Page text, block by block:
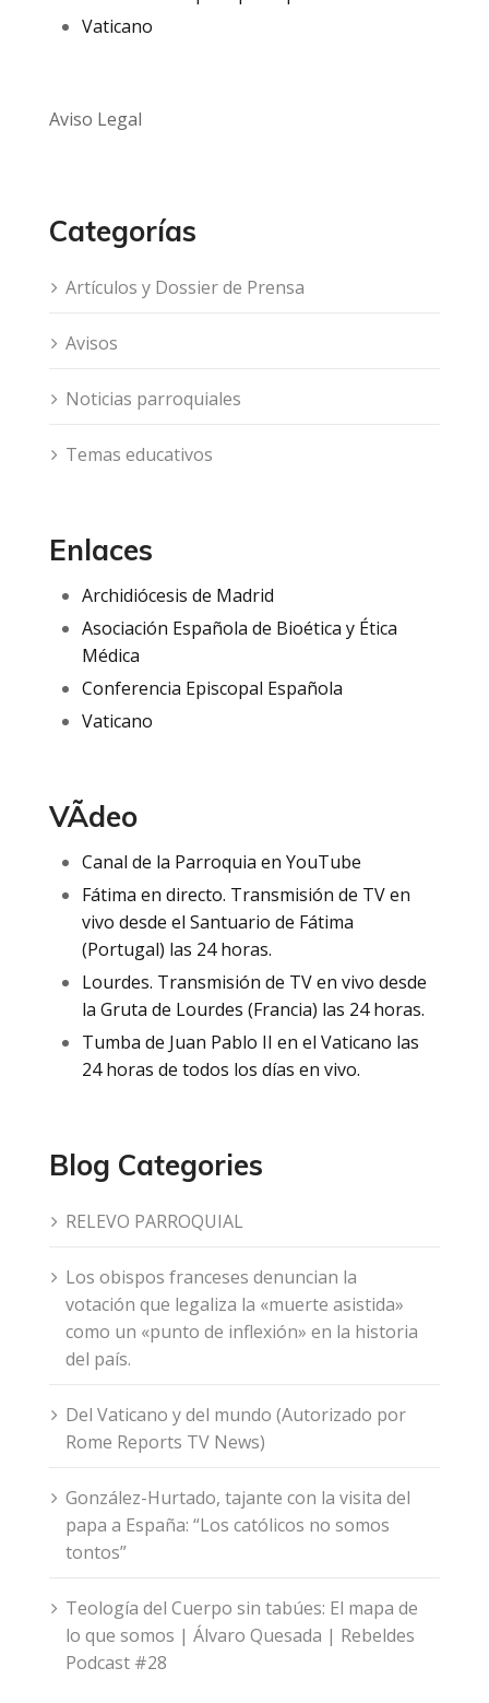
Vaticano
Aviso Legal
Categorías
Artículos y Dossier de Prensa
Avisos
Noticias parroquiales
Temas educativos
Enlaces
Archidiócesis de Madrid
Asociación Española de Bioética y Ética
Médica
Conferencia Episcopal Española
Vaticano
VÃ­deo
Canal de la Parroquia en YouTube
Fátima en directo. Transmisión de TV en
vivo desde el Santuario de Fátima
(Portugal) las 24 horas.
Lourdes. Transmisión de TV en vivo desde
la Gruta de Lourdes (Francia) las 24 horas.
Tumba de Juan Pablo II en el Vaticano las
24 horas de todos los días en vivo.
Blog Categories
RELEVO PARROQUIAL
Los obispos franceses denuncian la
votación que legaliza la «muerte asistida»
como un «punto de inflexión» en la historia
del país.
Del Vaticano y del mundo (Autorizado por
Rome Reports TV News)
González-Hurtado, tajante con la visita del
papa a España: “Los católicos no somos
tontos”
Teología del Cuerpo sin tabúes: El mapa de
lo que somos | Álvaro Quesada | Rebeldes
Podcast #28